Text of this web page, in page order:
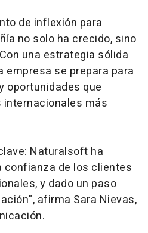
de inflexión para
no solo ha crecido, sino
una estrategia sólida
empresa se prepara para
oportunidades que
más
Naturalsoft ha
confianza de los clientes
y dado un paso
afirma Sara Nievas,